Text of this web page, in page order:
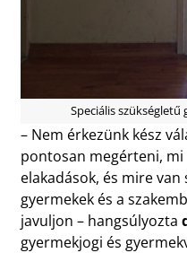
Speciális szükségletű
– Nem érkezünk kész
pontosan megérteni,
elakadások, és mire van
gyermekek és a
javuljon – hangsúlyozta
gyermekjogi és